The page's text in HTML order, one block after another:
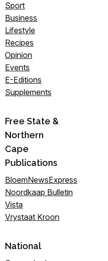
Sport
Business
Lifestyle
Recipes
Opinion
Events
E-Editions
Supplements
Free State &
Northern
Cape
Publications
BloemNewsExpress
Noordkaap Bulletin
Vista
Vrystaat Kroon
National